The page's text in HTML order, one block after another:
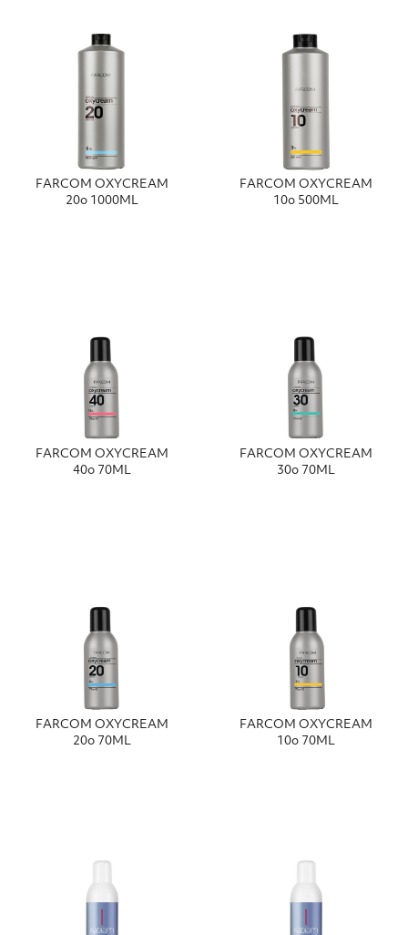
FΑRCΟΜ ΟΧΥCRΕΑΜ
20ο 1000ΜL
FΑRCΟΜ ΟΧΥCRΕΑΜ
10ο 500ΜL
FΑRCΟΜ ΟΧΥCRΕΑΜ
40o 70ΜL
FΑRCΟΜ ΟΧΥCRΕΑΜ
30ο 70ΜL
FΑRCΟΜ ΟΧΥCRΕΑΜ
20o 70ΜL
FΑRCΟΜ ΟΧΥCRΕΑΜ
10ο 70ΜL